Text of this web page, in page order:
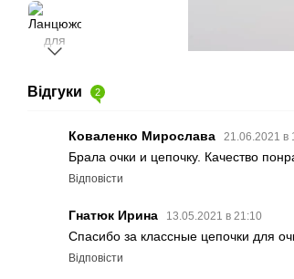
Відгуки 2
Коваленко Мирослава 21.06.2021 в
Брала очки и цепочку. Качество
Відповісти
Гнатюк Ирина 13.05.2021 в 21:10
Спасибо за классные цепочки для
Відповісти